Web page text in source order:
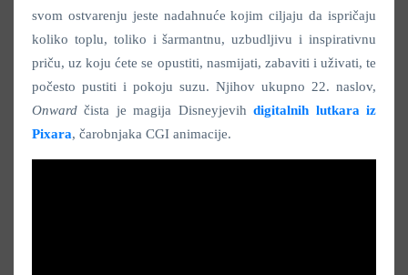
svom ostvarenju jeste nadahnuće kojim ciljaju da ispričaju
koliko toplu, toliko i šarmantnu, uzbudljivu i inspirativnu
priču, uz koju ćete se opustiti, nasmijati, zabaviti i uživati, te
počesto pustiti i pokoju suzu. Njihov ukupno 22. naslov,
Onwardčista je magija Disneyjevihdigitalnih lutkara iz
Pixara, čarobnjaka CGI animacije.